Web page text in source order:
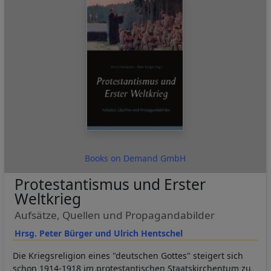
Books on Demand GmbH
Hrsg. Peter Bürger und Ulrich Hentschel
Protestantismus und Erster
Weltkrieg
Aufsätze, Quellen und Propagandabilder
Die Kriegsreligion eines "deutschen Gottes" steigert sich
schon 1914-1918 im protestantischen Staatskirchentum zu